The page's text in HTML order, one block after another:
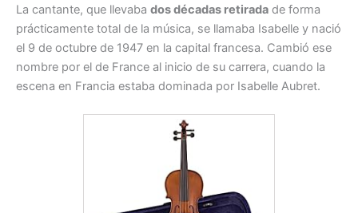
La cantante, que llevaba dos décadas retirada de forma
prácticamente total de la música, se llamaba Isabelle y nació
el 9 de octubre de 1947 en la capital francesa. Cambió ese
nombre por el de France al inicio de su carrera, cuando la
escena en Francia estaba dominada por Isabelle Aubret.